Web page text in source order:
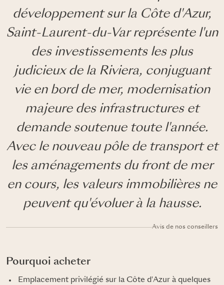
développement sur la Côte d'Azur,
Saint-Laurent-du-Var représente l'un
des investissements les plus
judicieux de la Riviera, conjuguant
vie en bord de mer, modernisation
majeure des infrastructures et
demande soutenue toute l'année.
Avec le nouveau pôle de transport et
les aménagements du front de mer
en cours, les valeurs immobilières ne
peuvent qu'évoluer à la hausse.
Avis de nos conseillers
Pourquoi acheter
Emplacement privilégié sur la Côte d'Azur à quelques